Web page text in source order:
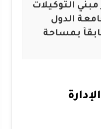
التوكيلات
الدول
بمساحة